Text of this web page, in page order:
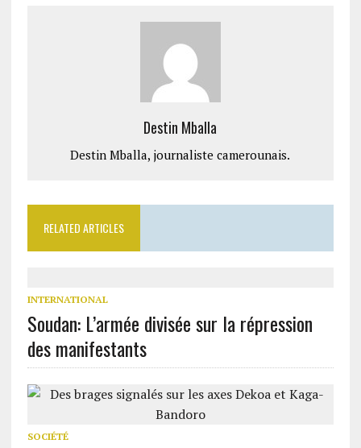
Destin Mballa
Destin Mballa, journaliste camerounais.
RELATED ARTICLES
INTERNATIONAL
Soudan: L’armée divisée sur la répression
des manifestants
SOCIÉTÉ